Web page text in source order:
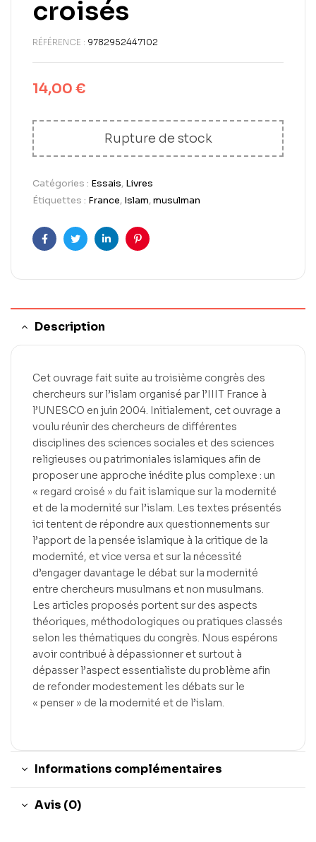
croisés
RÉFÉRENCE : 9782952447102
14,00 €
Rupture de stock
Catégories : Essais, Livres
Étiquettes : France, Islam,musulman
FacebookTwitterLinkedInPinterest
Description
Cet ouvrage fait suite au troisième congrès des
chercheurs sur l’islam organisé par l’IIIT France à
l’UNESCO en juin 2004. Initialement, cet ouvrage a
voulu réunir des chercheurs de différentes
disciplines des sciences sociales et des sciences
religieuses ou patrimoniales islamiques afin de
proposer une approche inédite plus complexe : un
« regard croisé » du fait islamique sur la modernité
et de la modernité sur l’islam. Les textes présentés
ici tentent de répondre aux questionnements sur
l’apport de la pensée islamique à la critique de la
modernité, et vice versa et sur la nécessité
d’engager davantage le débat sur la modernité
entre chercheurs musulmans et non musulmans.
Les articles proposés portent sur des aspects
théoriques, méthodologiques ou pratiques classés
selon les thématiques du congrès. Nous espérons
avoir contribué à dépassionner et surtout à
dépasser l’aspect essentialiste du problème afin
de refonder modestement les débats sur le
« penser » de la modernité et de l’islam.
Informations complémentaires
Avis (0)